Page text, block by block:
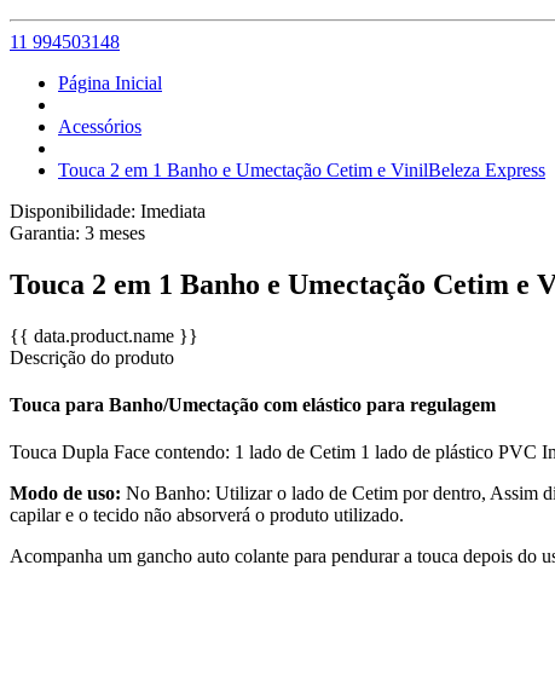
11 994503148
Página Inicial
Acessórios
Touca 2 em 1 Banho e Umectação Cetim e VinilBeleza Express
Disponibilidade: Imediata
Garantia: 3 meses
Touca 2 em 1 Banho e Umectação Cetim e
{{ data.product.name }}
Descrição do produto
Touca para Banho/Umectação com elástico para regulagem
Touca Dupla Face contendo: 1 lado de Cetim 1 lado de plástico PVC
Modo de uso: No Banho: Utilizar o lado de Cetim por dentro, Assim
capilar e o tecido não absorverá o produto utilizado.
Acompanha um gancho auto colante para pendurar a touca depois do